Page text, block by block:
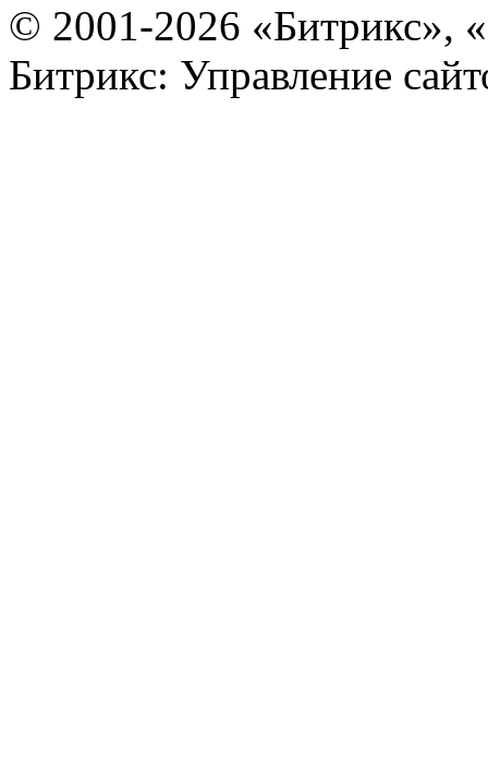
© 2001-2026 «Битрикс»,
Битрикс: Управление